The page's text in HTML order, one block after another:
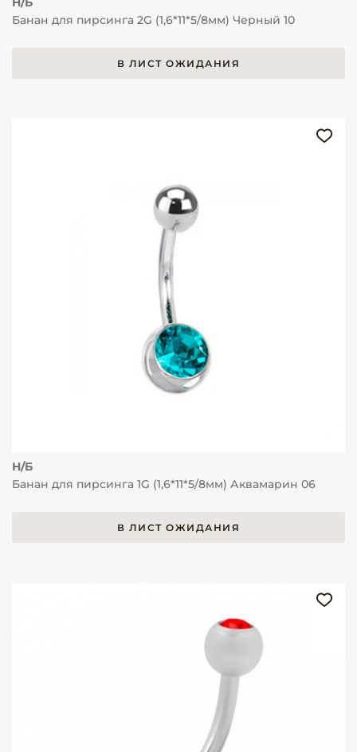
Банан для пирсинга 2G (1,6*11*5/8мм) Черный 10
В ЛИСТ ОЖИДАНИЯ
Н/Б
Банан для пирсинга 1G (1,6*11*5/8мм) Аквамарин 06
В ЛИСТ ОЖИДАНИЯ